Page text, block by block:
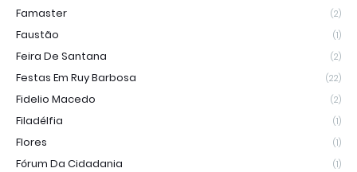
Famaster (2)
Faustão (1)
Feira De Santana (2)
Festas Em Ruy Barbosa (22)
Fidelio Macedo (2)
Filadélfia (1)
Flores (1)
Fórum Da Cidadania (1)